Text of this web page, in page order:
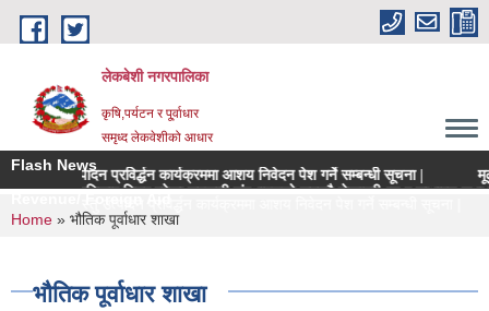
Skip to main content
लेकबेशी नगरपालिका
कृषि,पर्यटन र पू्र्वाधार
समृध्द लेकवेशीको आधार
Flash News
प्रविर्द्धन कार्यक्रममा आशय निवेदन पेश गर्ने सम्बन्धी सूचना |
मूल्याङ्कन
भित्र रहेका सहकारी संस्थाहरुको समयमै लेखापरीक्षण र साधारण सभा सन्पन्न
You are here
Home » भौतिक पूर्वाधार शाखा
भौतिक पूर्वाधार शाखा